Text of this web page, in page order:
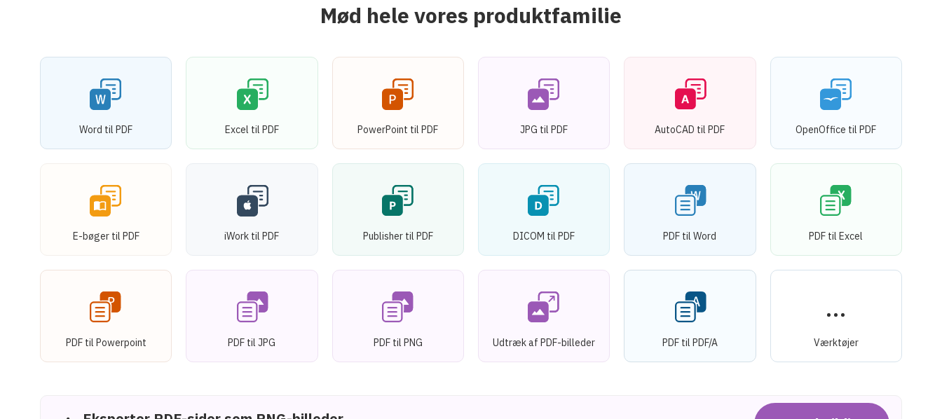
Mød hele vores produktfamilie
Word til PDF Excel til PDF PowerPoint til PDF JPG til PDF AutoCAD til PDF OpenOffice til PDF
E-bøger til PDF iWork til PDF Publisher til PDF DICOM til PDF PDF til Word PDF til Excel
PDF til Powerpoint PDF til JPG PDF til PNG Udtræk af PDF-billeder PDF til PDF/A Værktøjer